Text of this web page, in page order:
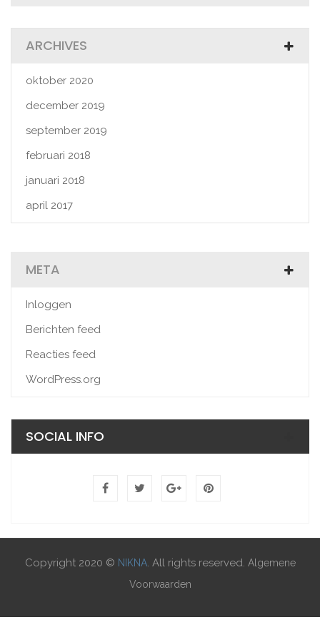
ARCHIVES
oktober 2020
december 2019
september 2019
februari 2018
januari 2018
april 2017
META
Inloggen
Berichten feed
Reacties feed
WordPress.org
SOCIAL INFO
Copyright 2020 © NIKNA. All rights reserved. Algemene
Voorwaarden